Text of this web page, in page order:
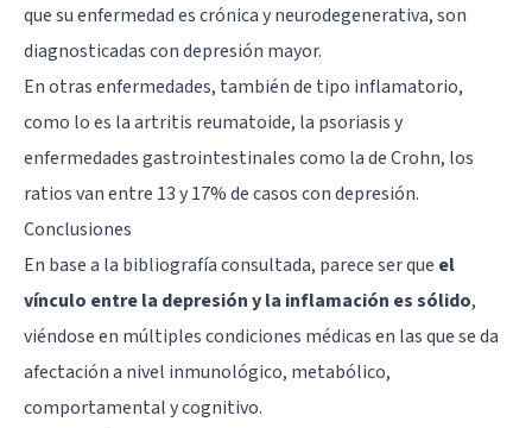
que su enfermedad es crónica y neurodegenerativa, son
diagnosticadas con depresión mayor.
En otras enfermedades, también de tipo inflamatorio,
como lo es la artritis reumatoide, la psoriasis y
enfermedades gastrointestinales como la de Crohn, los
ratios van entre 13 y 17% de casos con depresión.
Conclusiones
En base a la bibliografía consultada, parece ser que el
vínculo entre la depresión y la inflamación es sólido,
viéndose en múltiples condiciones médicas en las que se da
afectación a nivel inmunológico, metabólico,
comportamental y cognitivo.